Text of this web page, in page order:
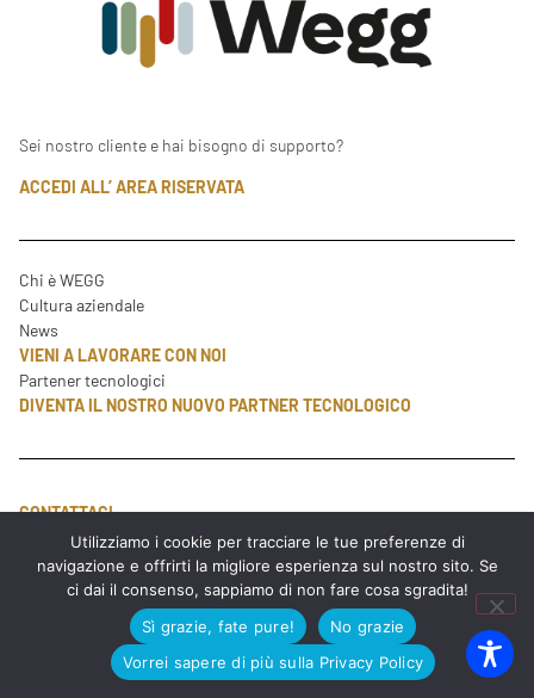
Sei nostro cliente e hai bisogno di supporto?
ACCEDI ALL’ AREA RISERVATA
Chi è WEGG
Cultura aziendale
News
VIENI A LAVORARE CON NOI
Partener tecnologici
DIVENTA IL NOSTRO NUOVO PARTNER TECNOLOGICO
CONTATTACI
info@wegg.it
Tel: +39 049 8809910
Utilizziamo i cookie per tracciare le tue preferenze di
navigazione e offrirti la migliore esperienza sul nostro sito. Se
ci dai il consenso, sappiamo di non fare cosa sgradita!
Sì grazie, fate pure!
No grazie
Vorrei sapere di più sulla Privacy Policy